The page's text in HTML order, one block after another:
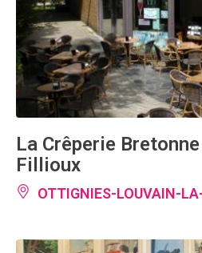
La Crêperie
Fillioux
OTTIGNIES-LOUVAIN-